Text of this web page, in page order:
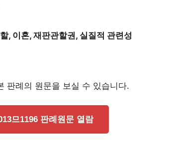
, 이혼, 재판관할권, 실질적 관련성
판례의 원문을 보실 수 있습니다.
므1196 판례원문 열람